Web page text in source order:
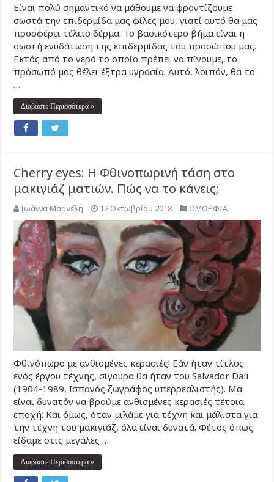
Είναι πολύ σημαντικό να μάθουμε να φροντίζουμε
σωστά την επιδερμίδα μας φίλες μου, γιατί αυτό θα μας
προσφέρει τέλειο δέρμα. Το βασικότερο βήμα είναι η
σωστή ενυδάτωση της επιδερμίδας του προσώπου μας.
Εκτός από το νερό το οποίο πρέπει να πίνουμε, το
πρόσωπό μας θέλει έξτρα υγρασία. Αυτό, λοιπόν, θα το
…
Διαβάστε Περισσότερα »
Cherry eyes: Η Φθινοπωρινή τάση στο
μακιγιάζ ματιών. Πώς να το κάνεις;
Ιωάννα Μαργέλη 12 Οκτωβρίου 2018 ΟΜΟΡΦΙΑ
Φθινόπωρο με ανθισμένες κερασιές! Εάν ήταν τίτλος
ενός έργου τέχνης, σίγουρα θα ήταν του Salvador Dali
(1904-1989, Ισπανός ζωγράφος υπερρεαλιστής). Μα
είναι δυνατόν να βρούμε ανθισμένες κερασιές τέτοια
εποχή; Και όμως, όταν μιλάμε για τέχνη και μάλιστα για
την τέχνη του μακιγιάζ, όλα είναι δυνατά. Φέτος όπως
είδαμε στις μεγάλες …
Διαβάστε Περισσότερα »